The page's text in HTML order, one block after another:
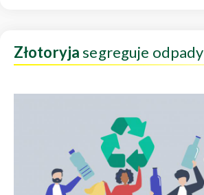
Złotoryjasegreguje odpady